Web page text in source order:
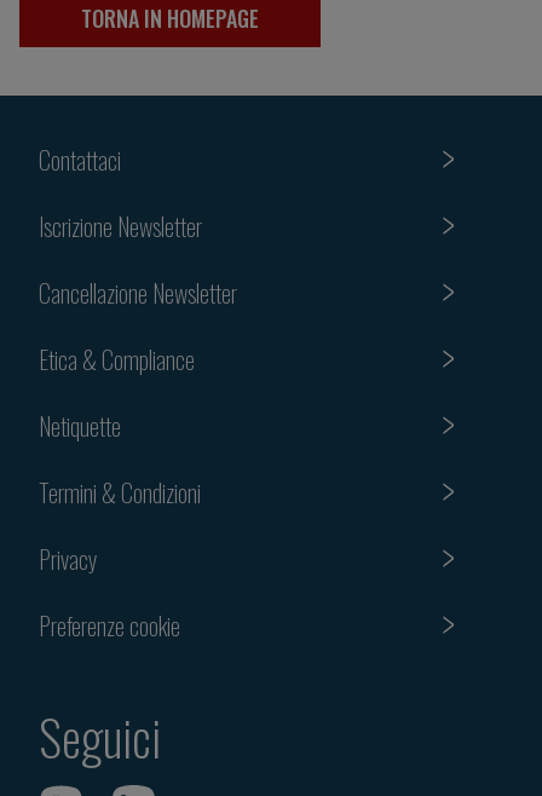
TORNA IN HOMEPAGE
Contattaci
Iscrizione Newsletter
Cancellazione Newsletter
Etica & Compliance
Netiquette
Termini & Condizioni
Privacy
Preferenze cookie
Seguici